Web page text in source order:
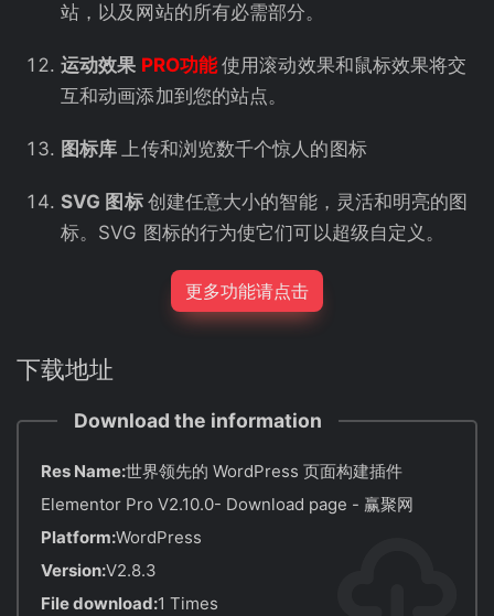
站，以及网站的所有必需部分。
运动效果 PRO功能使用滚动效果和鼠标效果将交
互和动画添加到您的站点。
图标库上传和浏览数千个惊人的图标
SVG 图标 创建任意大小的智能，灵活和明亮的图
标。SVG 图标的行为使它们可以超级自定义。
更多功能请点击
下载地址
Download the information
Res Name:世界领先的 WordPress 页面构建插件
Elementor Pro V2.10.0- Download page - 赢聚网
Platform:WordPress
Version:V2.8.3
File download:1 Times